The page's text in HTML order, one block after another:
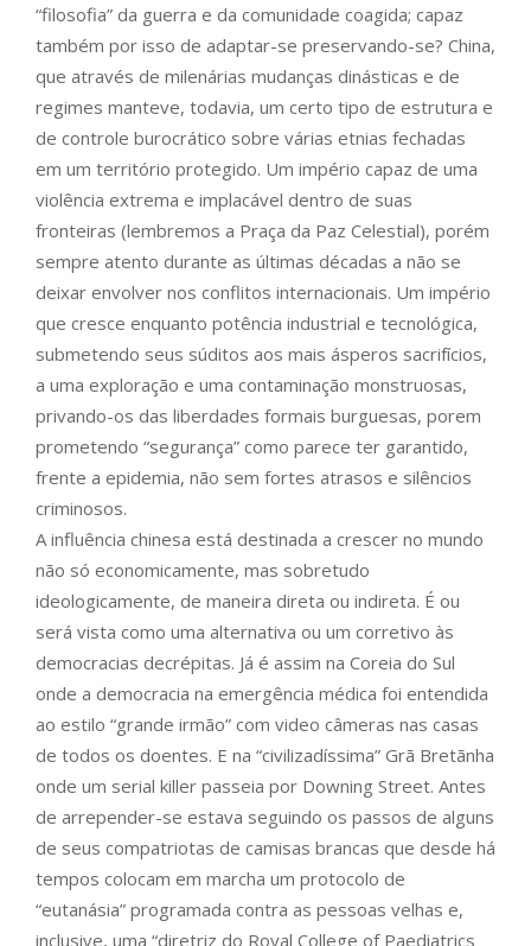
“filosofia” da guerra e da comunidade coagida; capaz
também por isso de adaptar-se preservando-se? China,
que através de milenárias mudanças dinásticas e de
regimes manteve, todavia, um certo tipo de estrutura e
de controle burocrático sobre várias etnias fechadas
em um território protegido. Um império capaz de uma
violência extrema e implacável dentro de suas
fronteiras (lembremos a Praça da Paz Celestial), porém
sempre atento durante as últimas décadas a não se
deixar envolver nos conflitos internacionais. Um império
que cresce enquanto potência industrial e tecnológica,
submetendo seus súditos aos mais ásperos sacrifícios,
a uma exploração e uma contaminação monstruosas,
privando-os das liberdades formais burguesas, porem
prometendo “segurança” como parece ter garantido,
frente a epidemia, não sem fortes atrasos e silêncios
criminosos.
A influência chinesa está destinada a crescer no mundo
não só economicamente, mas sobretudo
ideologicamente, de maneira direta ou indireta. É ou
será vista como uma alternativa ou um corretivo às
democracias decrépitas. Já é assim na Coreia do Sul
onde a democracia na emergência médica foi entendida
ao estilo “grande irmão” com video câmeras nas casas
de todos os doentes. E na “civilizadíssima” Grã Bretãnha
onde um serial killer passeia por Downing Street. Antes
de arrepender-se estava seguindo os passos de alguns
de seus compatriotas de camisas brancas que desde há
tempos colocam em marcha um protocolo de
“eutanásia” programada contra as pessoas velhas e,
inclusive, uma “diretriz do Royal College of Paediatrics